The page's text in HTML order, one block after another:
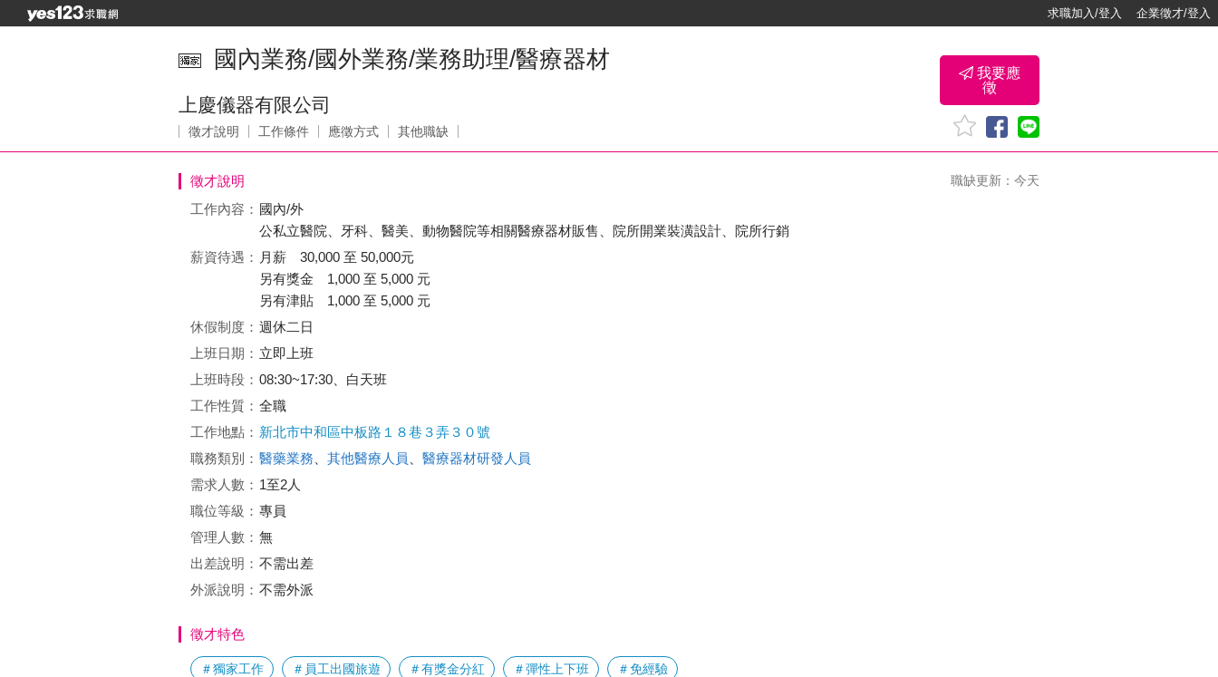
求職加入/登入 企業徵才/登入
國內業務/國外業務/業務助理/醫療器材
上慶儀器有限公司
徵才說明 工作條件 應徵方式 其他職缺
我要應
徵
徵才說明 職缺更新：今天
工作內容： 國內/外
公私立醫院、牙科、醫美、動物醫院等相關醫療器材販售、院所開業裝潢設計、院所行銷
薪資待遇： 月薪 30,000 至 50,000元
另有獎金 1,000 至 5,000 元
另有津貼 1,000 至 5,000 元
休假制度： 週休二日
上班日期： 立即上班
上班時段： 08:30~17:30、白天班
工作性質： 全職
工作地點： 新北市中和區中板路１８巷３弄３０號
職務類別： 醫藥業務 其他醫療人員
醫療器材研發人員
需求人數： 1至2人
職位等級： 專員
管理人數： 無
出差說明： 不需出差
外派說明： 不需外派
徵才特色
＃獨家工作 ＃員工出國旅遊 ＃有獎金分紅 ＃彈性上下班 ＃免經驗